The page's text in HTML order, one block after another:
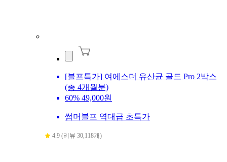
[블프특가] 여에스더 유산균 골드 Pro 2박스
(총 4개월분)
60% 49,000원
썸머블프 역대급 초특가
4.9 (리뷰 30,118개)